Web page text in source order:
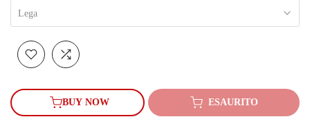
Lega
BUY NOW ESAURITO